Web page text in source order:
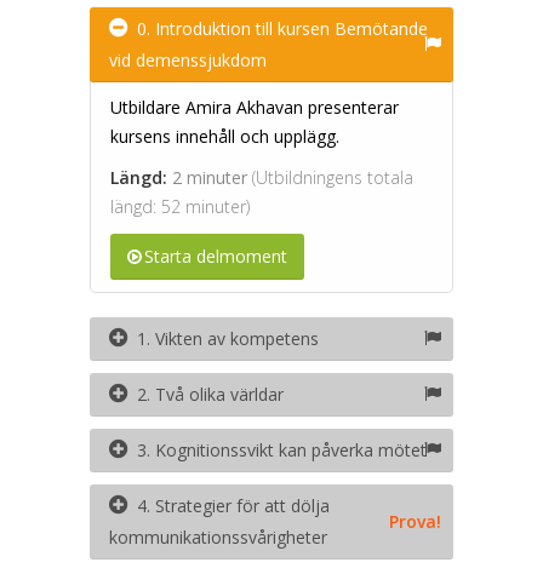
0. Introduktion till kursen Bemötande
vid demenssjukdom
Utbildare Amira Akhavan presenterar
kursens innehåll och upplägg.
Längd: 2 minuter (Utbildningens totala
längd: 52 minuter)
Starta delmoment
1. Vikten av kompetens
2. Två olika världar
3. Kognitionssvikt kan påverka mötet
4. Strategier för att dölja
kommunikationssvårigheter
Prova!